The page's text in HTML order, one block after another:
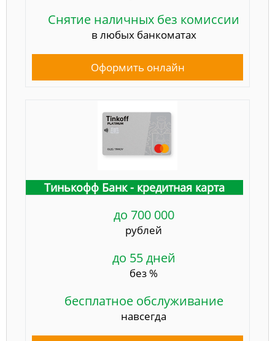
Снятие наличных без комиссии
в любых банкоматах
Оформить онлайн
Тинькофф Банк - кредитная карта
до 700 000
рублей
до 55 дней
без %
бесплатное обслуживание
навсегда